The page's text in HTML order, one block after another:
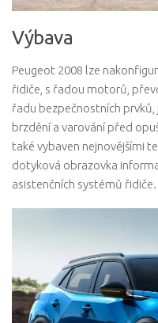
Výbava
Peugeot 2008 lze
řidiče, s řadou motorů,
řadu bezpečnostních
brzdění a varování před
také vybaven nejnovějšími
dotyková obrazovka
asistenčních systémů řidiče.